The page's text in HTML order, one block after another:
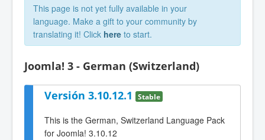
This page is not yet fully available in your
language. Make a gift to your community by
translating it! Click here to start.
Joomla! 3 - German (Switzerland)
Versión 3.10.12.1 Stable
This is the German, Switzerland Language Pack
for Joomla! 3.10.12